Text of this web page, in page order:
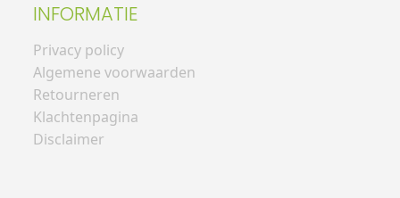
INFORMATIE
Privacy policy
Algemene voorwaarden
Retourneren
Klachtenpagina
Disclaimer